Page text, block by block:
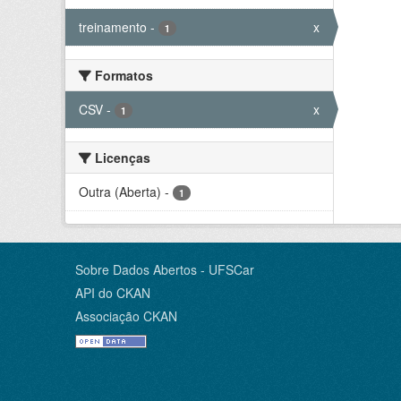
treinamento - 1 x
Formatos
CSV - 1 x
Licenças
Outra (Aberta) - 1
Sobre Dados Abertos - UFSCar
API do CKAN
Associação CKAN